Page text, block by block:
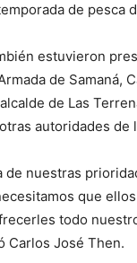
de pesca
estuvieron
de Samaná,
de Las
autoridades de
de nuestras
que
todo
Carlos José Then.